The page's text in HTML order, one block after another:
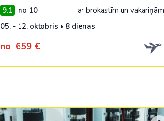
9.1 no 10
ar brokastīm un vakariņām
05. - 12. oktobris • 8 dienas
no 659 €